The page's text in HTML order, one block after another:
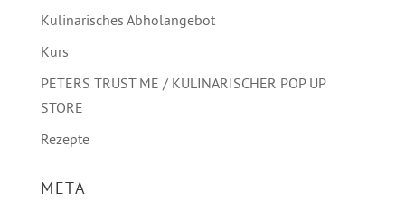
Kulinarisches Abholangebot
Kurs
PETERS TRUST ME / KULINARISCHER POP UP
STORE
Rezepte
META